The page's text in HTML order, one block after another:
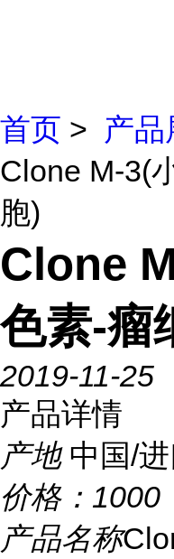
首页 > 产品
Clone M-3(
胞)
Clone
色素-瘤
2019-11-25
产品详情
产地 中国/进
价格： 1000
产品名称